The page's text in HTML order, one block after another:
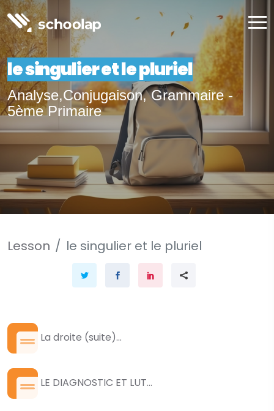
le singulier et le pluriel
Analyse,Conjugaison, Grammaire -
5ème Primaire
Lesson le singulier et le pluriel
La droite (suite)...
LE DIAGNOSTIC ET LUT...